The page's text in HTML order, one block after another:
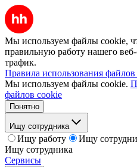
Мы используем файлы cookie,
правильную работу нашего веб-
трафик.
Правила использования
Мы используем файлы cookie.
файлов cookie
Понятно
Ищу сотрудника
Ищу работу
Ищу
Ищу сотрудника
Сервисы